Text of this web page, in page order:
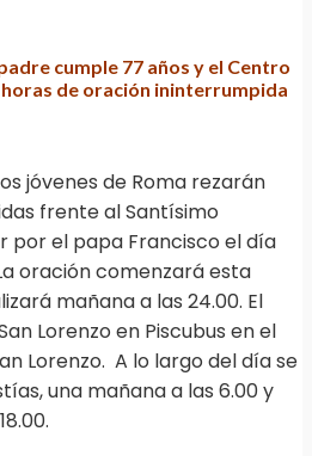
cumple 77 años y el Centro
de oración ininterrumpida
jóvenes de Roma rezarán
frente al Santísimo
por el papa Francisco el día
oración comenzará esta
mañana a las 24.00. El
Lorenzo en Piscubus en el
Lorenzo. A lo largo del día se
una mañana a las 6.00 y